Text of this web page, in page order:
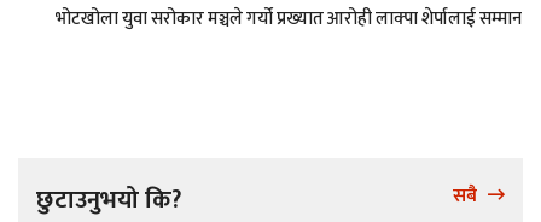
भोटखोला युवा सरोकार मञ्चले गर्यो प्रख्यात आरोही लाक्पा शेर्पालाई सम्मान
छुटाउनुभयो कि? सबै